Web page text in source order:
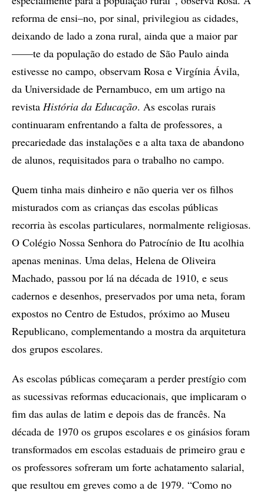
reforma de ensi–no, por sinal, privilegiou as cidades,
deixando de lado a zona rural, ainda que a maior par
——te da população do estado de São Paulo ainda
estivesse no campo, observam Rosa e Virgínia Ávila,
da Universidade de Pernambuco, em um artigo na
revista História da Educação. As escolas rurais
continuaram enfrentando a falta de professores, a
precariedade das instalações e a alta taxa de abandono
de alunos, requisitados para o trabalho no campo.
Quem tinha mais dinheiro e não queria ver os filhos
misturados com as crianças das escolas públicas
recorria às escolas particulares, normalmente religiosas.
O Colégio Nossa Senhora do Patrocínio de Itu acolhia
apenas meninas. Uma delas, Helena de Oliveira
Machado, passou por lá na década de 1910, e seus
cadernos e desenhos, preservados por uma neta, foram
expostos no Centro de Estudos, próximo ao Museu
Republicano, complementando a mostra da arquitetura
dos grupos escolares.
As escolas públicas começaram a perder prestígio com
as sucessivas reformas educacionais, que implicaram o
fim das aulas de latim e depois das de francês. Na
década de 1970 os grupos escolares e os ginásios foram
transformados em escolas estaduais de primeiro grau e
os professores sofreram um forte achatamento salarial,
que resultou em greves como a de 1979. “Como no